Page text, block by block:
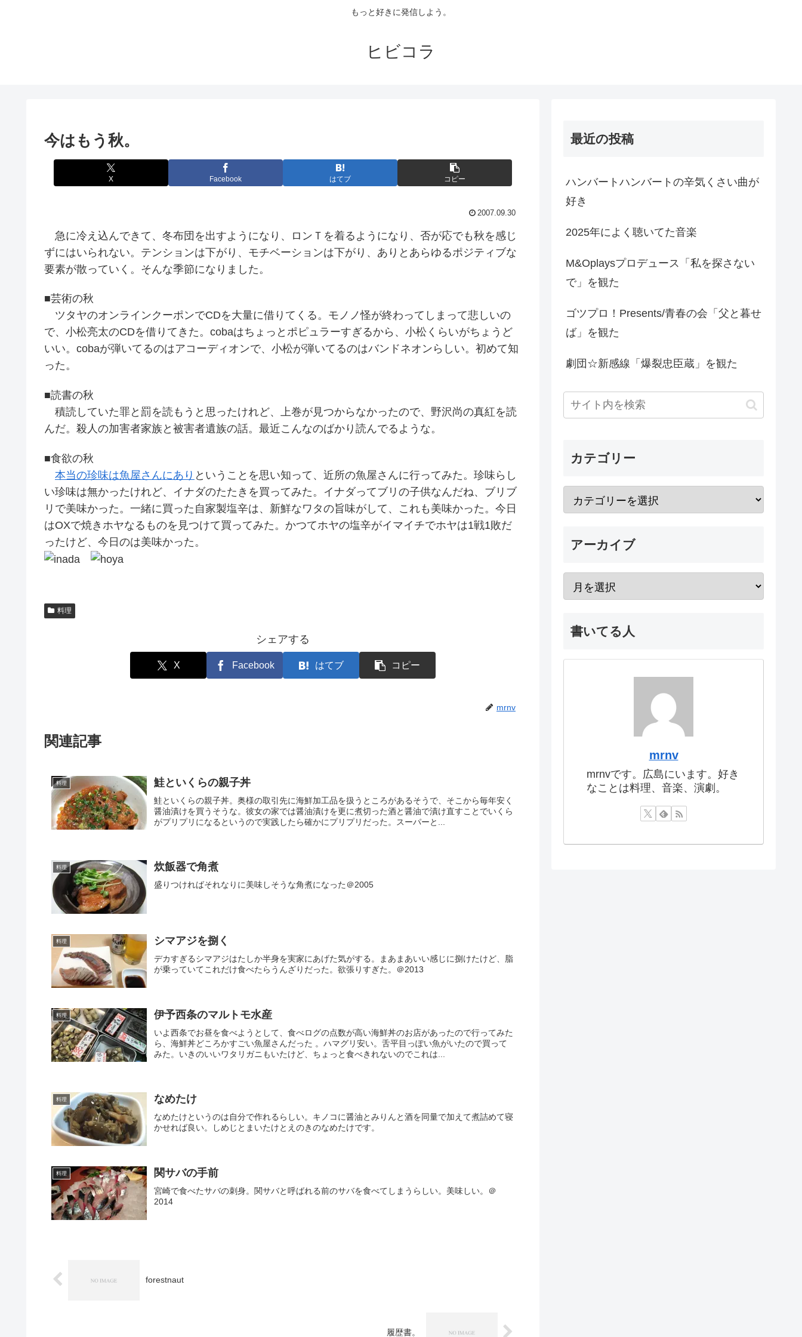
もっと好きに発信しよう。
ヒビコラ
今はもう秋。
X Facebook はてブ コピー
2007.09.30
急に冷え込んできて、冬布団を出すようになり、ロンＴを着るようになり、否が応でも秋を感じ
ずにはいられない。テンションは下がり、モチベーションは下がり、ありとあらゆるポジティブな
要素が散っていく。そんな季節になりました。
■芸術の秋
ツタヤのオンラインクーポンでCDを大量に借りてくる。モノノ怪が終わってしまって悲しいの
で、小松亮太のCDを借りてきた。cobaはちょっとポピュラーすぎるから、小松くらいがちょうど
いい。cobaが弾いてるのはアコーディオンで、小松が弾いてるのはバンドネオンらしい。初めて知
った。
■読書の秋
積読していた罪と罰を読もうと思ったけれど、上巻が見つからなかったので、野沢尚の真紅を読
んだ。殺人の加害者家族と被害者遺族の話。最近こんなのばかり読んでるような。
■食欲の秋
本当の珍味は魚屋さんにあり ということを思い知って、近所の魚屋さんに行ってみた。珍味らし
い珍味は無かったけれど、イナダのたたきを買ってみた。イナダってブリの子供なんだね、ブリブ
リで美味かった。一緒に買った自家製塩辛は、新鮮なワタの旨味がして、これも美味かった。今日
はOXで焼きホヤなるものを見つけて買ってみた。かつてホヤの塩辛がイマイチでホヤは1戦1敗だ
ったけど、今日のは美味かった。
料理
シェアする
X Facebook はてブ コピー
mrnv
関連記事
料理 鮭といくらの親子丼
鮭といくらの親子丼。奥様の取引先に海鮮加工品を扱うところがあるそうで、そこから毎年安く
醤油漬けを買うそうな。彼女の家では醤油漬けを更に煮切った酒と醤油で漬け直すことでいくら
がプリプリになるというので実践したら確かにプリプリだった。スーパーと...
料理 炊飯器で角煮
盛りつければそれなりに美味しそうな角煮になった＠2005
料理 シマアジを捌く
デカすぎるシマアジはたしか半身を実家にあげた気がする。まあまあいい感じに捌けたけど、脂
が乗っていてこれだけ食べたらうんざりだった。欲張りすぎた。＠2013
料理 伊予西条のマルトモ水産
いよ西条でお昼を食べようとして、食べログの点数が高い海鮮丼のお店があったので行ってみた
ら、海鮮丼どころかすごい魚屋さんだった 。ハマグリ安い。舌平目っぽい魚がいたので買って
みた。いきのいいワタリガニもいたけど、ちょっと食べきれないのでこれは...
料理 なめたけ
なめたけというのは自分で作れるらしい。キノコに醤油とみりんと酒を同量で加えて煮詰めて寝
かせれば良い。しめじとまいたけとえのきのなめたけです。
料理 関サバの手前
宮崎で食べたサバの刺身。関サバと呼ばれる前のサバを食べてしまうらしい。美味しい。＠
2014
forestnaut
履歴書。
最近の投稿
ハンバートハンバートの辛気くさい曲が
好き
2025年によく聴いてた音楽
M&Oplaysプロデュース「私を探さない
で」を観た
ゴツプロ！Presents/青春の会「父と暮せ
ば」を観た
劇団☆新感線「爆裂忠臣蔵」を観た
カテゴリー
アーカイブ
書いてる人
mrnv
mrnvです。広島にいます。好き
なことは料理、音楽、演劇。